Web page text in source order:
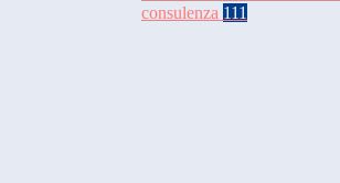
consulenza 111